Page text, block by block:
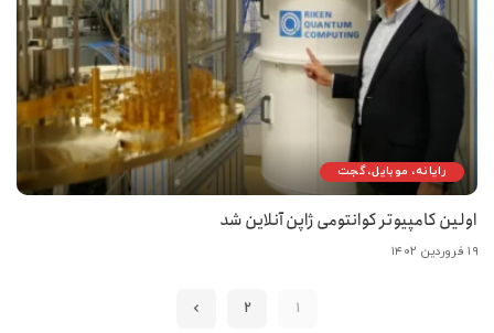
رایانه، موبایل، گجت
اولین کامپیوتر کوانتومی ژاپن آنلاین شد
۱۹ فروردین ۱۴۰۲
1
2